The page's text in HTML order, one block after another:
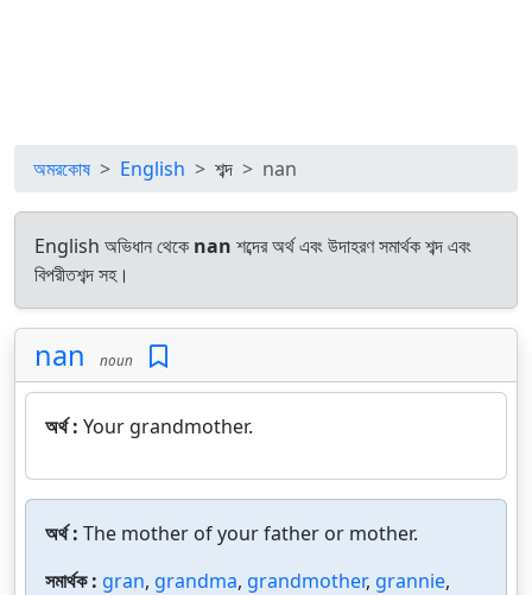
অমরকোষ English শব্দ nan
English অভিধান থেকে nan শব্দের অর্থ এবং উদাহরণ সমার্থক শব্দ এবং
বিপরীতশব্দ সহ।
nan noun
অর্থ : Your grandmother.
অর্থ : The mother of your father or mother.
সমার্থক : gran, grandma, grandmother, grannie,